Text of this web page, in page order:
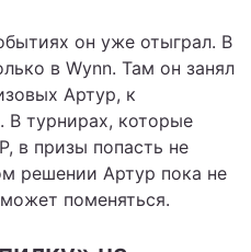
он уже отыграл. В
в Wynn. Там он занял
Артур, к
В турнирах, которые
в призы попасть не
решении Артур пока не
поменяться.